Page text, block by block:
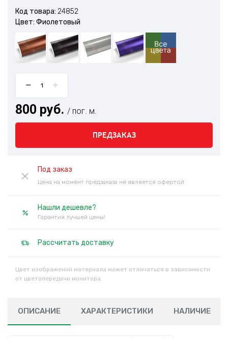
Код товара: 24852
Цвет: Фиолетовый
800 руб. / пог. м.
ПРЕДЗАКАЗ
Под заказ
Цена на момент предзаказа не является офертой
Нашли дешевле?
Гарантия лучшей цены!
Рассчитать доставку
Цвет изображений материала может отличаться в зависимости
от цветопередачи монитора.
ОПИСАНИЕ ХАРАКТЕРИСТИКИ НАЛИЧИЕ